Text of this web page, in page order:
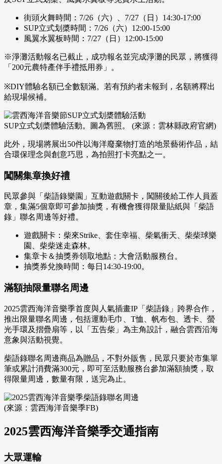
街頭火舞時間：7/26（六）、7/27（日）14:30-17:00
SUP立式划槳時間：7/26（六）12:00-15:00
風翼水翼板時間：7/27（日）12:00-15:00
※淨灘活動報名已截止，成功報名並完成淨灘的民眾，將獲得
「200元農特產伴手禮抵用券」。
※DIY體驗名額已全數額滿。若有預約者未報到，名額將釋出
給現場候補。
SUP立式划槳體驗活動。圖為舊照。 (來源：雲林縣政府官網)
此外，現場將展出50件以海洋廢棄物打造的地景藝術作品，結
合環保理念與創意巧思，為拍照打卡亮點之一。
闖關集章換好禮
民眾參與「柴語錄樂園」互動遊戲關卡，闖關後給工作人員蓋
章，集滿5個章即可參加抽獎，有機會獲得限量貼紙與「柴語
錄」聯名周邊等好禮。
遊戲關卡：柴來Strike、套住幸福、柴氣衝天、柴柴球樂
園、柴柴迷走森林。
集章卡＆抽獎券領取地點：大會活動服務台。
抽獎券兌換時間：每日14:30-19:00。
滿額抽限量聯名周邊
2025雲西海洋音樂季首度與人氣插畫IP「柴語錄」跨界合作，
推出限量聯名周邊，包括運動毛巾、T恤、帆布包、透卡、螢
光手環及摺疊扇等，以「五告柴」為主角設計，融合雲西沿海
意象與活動視覺。
柴語錄聯名周邊商品為贈品，不對外販售，民眾只要於市集單
筆或累計消費滿300元，即可至活動服務台參加滿額抽獎，取
得限量周邊，數量有限，送完為止。
(來源：雲西海洋音樂季FB)
2025雲西海洋音樂季交通指南
大眾運輸